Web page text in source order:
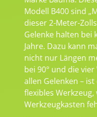
Modell B400 sind
dieser 2-Meter-
Gelenke halten bei
Jahre. Dazu kann
nicht nur Längen
bei 90° und die
allen Gelenken –
flexibles
Werkzeugkasten